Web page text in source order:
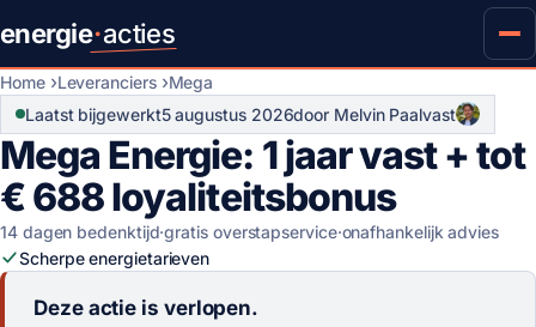
energie·acties
Home Leveranciers
Mega
Laatst bijgewerkt5 augustus 2026door Melvin Paalvast
Mega Energie: 1 jaar vast + tot
€ 688 loyaliteitsbonus
14 dagen bedenktijd·gratis overstapservice·onafhankelijk advies
Scherpe energietarieven
Deze actie is verlopen.